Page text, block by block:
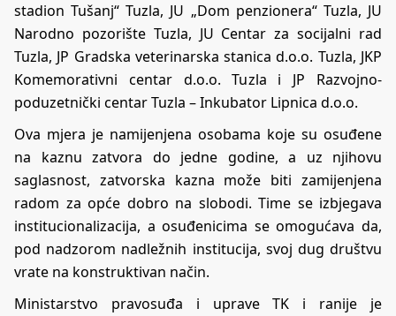
stadion Tušanj“ Tuzla, JU „Dom penzionera“ Tuzla, JU
Narodno pozorište Tuzla, JU Centar za socijalni rad
Tuzla, JP Gradska veterinarska stanica d.o.o. Tuzla, JKP
Komemorativni centar d.o.o. Tuzla i JP Razvojno-
poduzetnički centar Tuzla – Inkubator Lipnica d.o.o.
Ova mjera je namijenjena osobama koje su osuđene
na kaznu zatvora do jedne godine, a uz njihovu
saglasnost, zatvorska kazna može biti zamijenjena
radom za opće dobro na slobodi. Time se izbjegava
institucionalizacija, a osuđenicima se omogućava da,
pod nadzorom nadležnih institucija, svoj dug društvu
vrate na konstruktivan način.
Ministarstvo pravosuđa i uprave TK i ranije je